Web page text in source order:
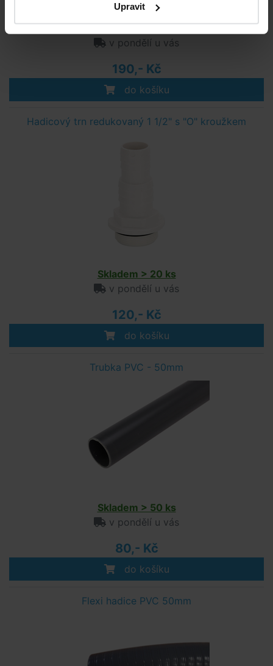
Upravit
Skladem > 20 ks
v pondělí u vás
190,- Kč
do košíku
Hadicový trn redukovaný 1 1/2" s "O" kroužkem
Skladem > 20 ks
v pondělí u vás
120,- Kč
do košíku
Trubka PVC - 50mm
Skladem > 50 ks
v pondělí u vás
80,- Kč
do košíku
Flexi hadice PVC 50mm